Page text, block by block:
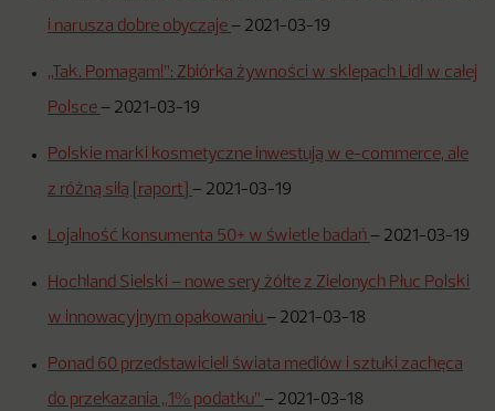
i narusza dobre obyczaje – 2021-03-19
„Tak. Pomagam!”: Zbiórka żywności w sklepach Lidl w całej
Polsce – 2021-03-19
Polskie marki kosmetyczne inwestują w e-commerce, ale
z różną siłą [raport] – 2021-03-19
Lojalność konsumenta 50+ w świetle badań – 2021-03-19
Hochland Sielski – nowe sery żółte z Zielonych Płuc Polski
w innowacyjnym opakowaniu – 2021-03-18
Ponad 60 przedstawicieli świata mediów i sztuki zachęca
do przekazania „1% podatku” – 2021-03-18